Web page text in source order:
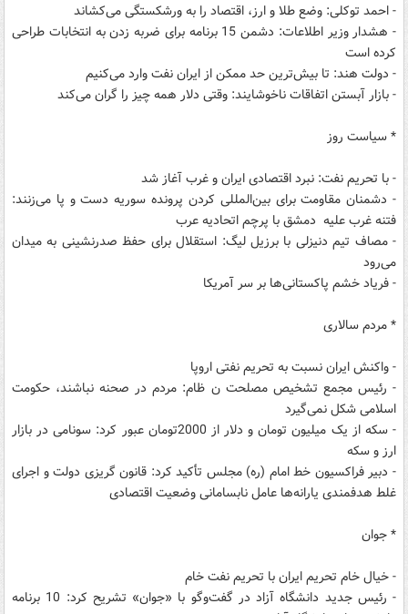
- احمد توکلی: وضع طلا و ارز، اقتصاد را به ورشکستگی می‌کشاند
- هشدار وزیر اطلاعات: دشمن 15 برنامه برای ضربه زدن به انتخابات طراحی
کرده است
- دولت هند: تا بیش‌ترین حد ممکن از ایران نفت وارد می‌کنیم
- بازار آبستن اتفاقات ناخوشایند: وقتی دلار همه چیز را گران می‌کند
* سیاست روز
- با تحریم نفت: نبرد اقتصادی ایران و غرب آغاز شد
- دشمنان مقاومت برای بین‌المللی کردن پرونده سوریه دست و پا می‌زنند:
فتنه غرب علیه دمشق با پرچم اتحادیه عرب
- مصاف تیم دنیزلی با برزیل لیگ: استقلال برای حفظ صدرنشینی به میدان
می‌رود
- فریاد خشم پاکستانی‌ها بر سر آمریکا
* مردم سالاری
- واکنش ایران نسبت به تحریم نفتی اروپا
- رئیس مجمع تشخیص مصلحت ن ظام: مردم در صحنه نباشند، حکومت
اسلامی شکل نمی‌گیرد
- سکه از یک میلیون تومان و دلار از 2000تومان عبور کرد: سونامی در بازار
ارز و سکه
- دبیر فراکسیون خط امام (ره) مجلس تأکید کرد: قانون گریزی دولت و اجرای
غلط هدفمندی یارانه‌ها عامل نابسامانی وضعیت اقتصادی
* جوان
- خیال خام تحریم ایران با تحریم نفت خام
- رئیس جدید دانشگاه آزاد در گفت‌وگو با «جوان» تشریح کرد: 10 برنامه